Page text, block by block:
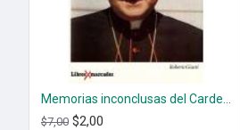
$7,00 $2,00